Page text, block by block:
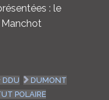
: le
DDU
DUMONT
POLAIRE